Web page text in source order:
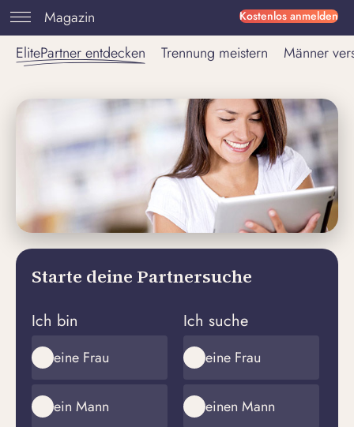
Kostenlos anmelden
Magazin
ElitePartner entdecken
Trennung meistern Männer
Starte deine Partnersuche
Ich bin
eine Frau
ein Mann
Ich suche
eine Frau
einen Mann